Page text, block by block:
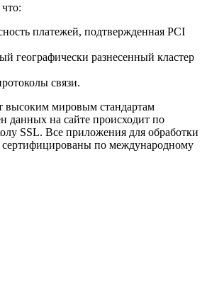
платежей, подтвержденная PCI
географически разнесенный кластер
связи.
высоким мировым стандартам
данных на сайте происходит по
SSL. Все приложения для обработки
сертифицированы по международному